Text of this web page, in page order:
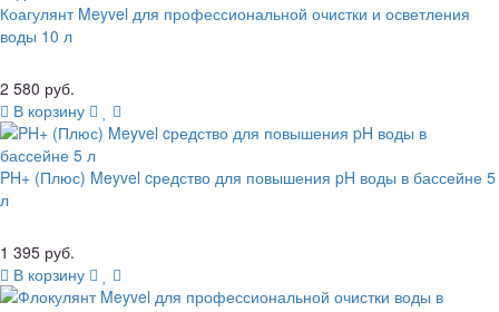
Коагулянт Meyvel для профессиональной очистки и осветления
воды 10 л
2 580 руб.
В корзину
PH+ (Плюс) Meyvel cредство для повышения pH воды в бассейне 5
л
1 395 руб.
В корзину